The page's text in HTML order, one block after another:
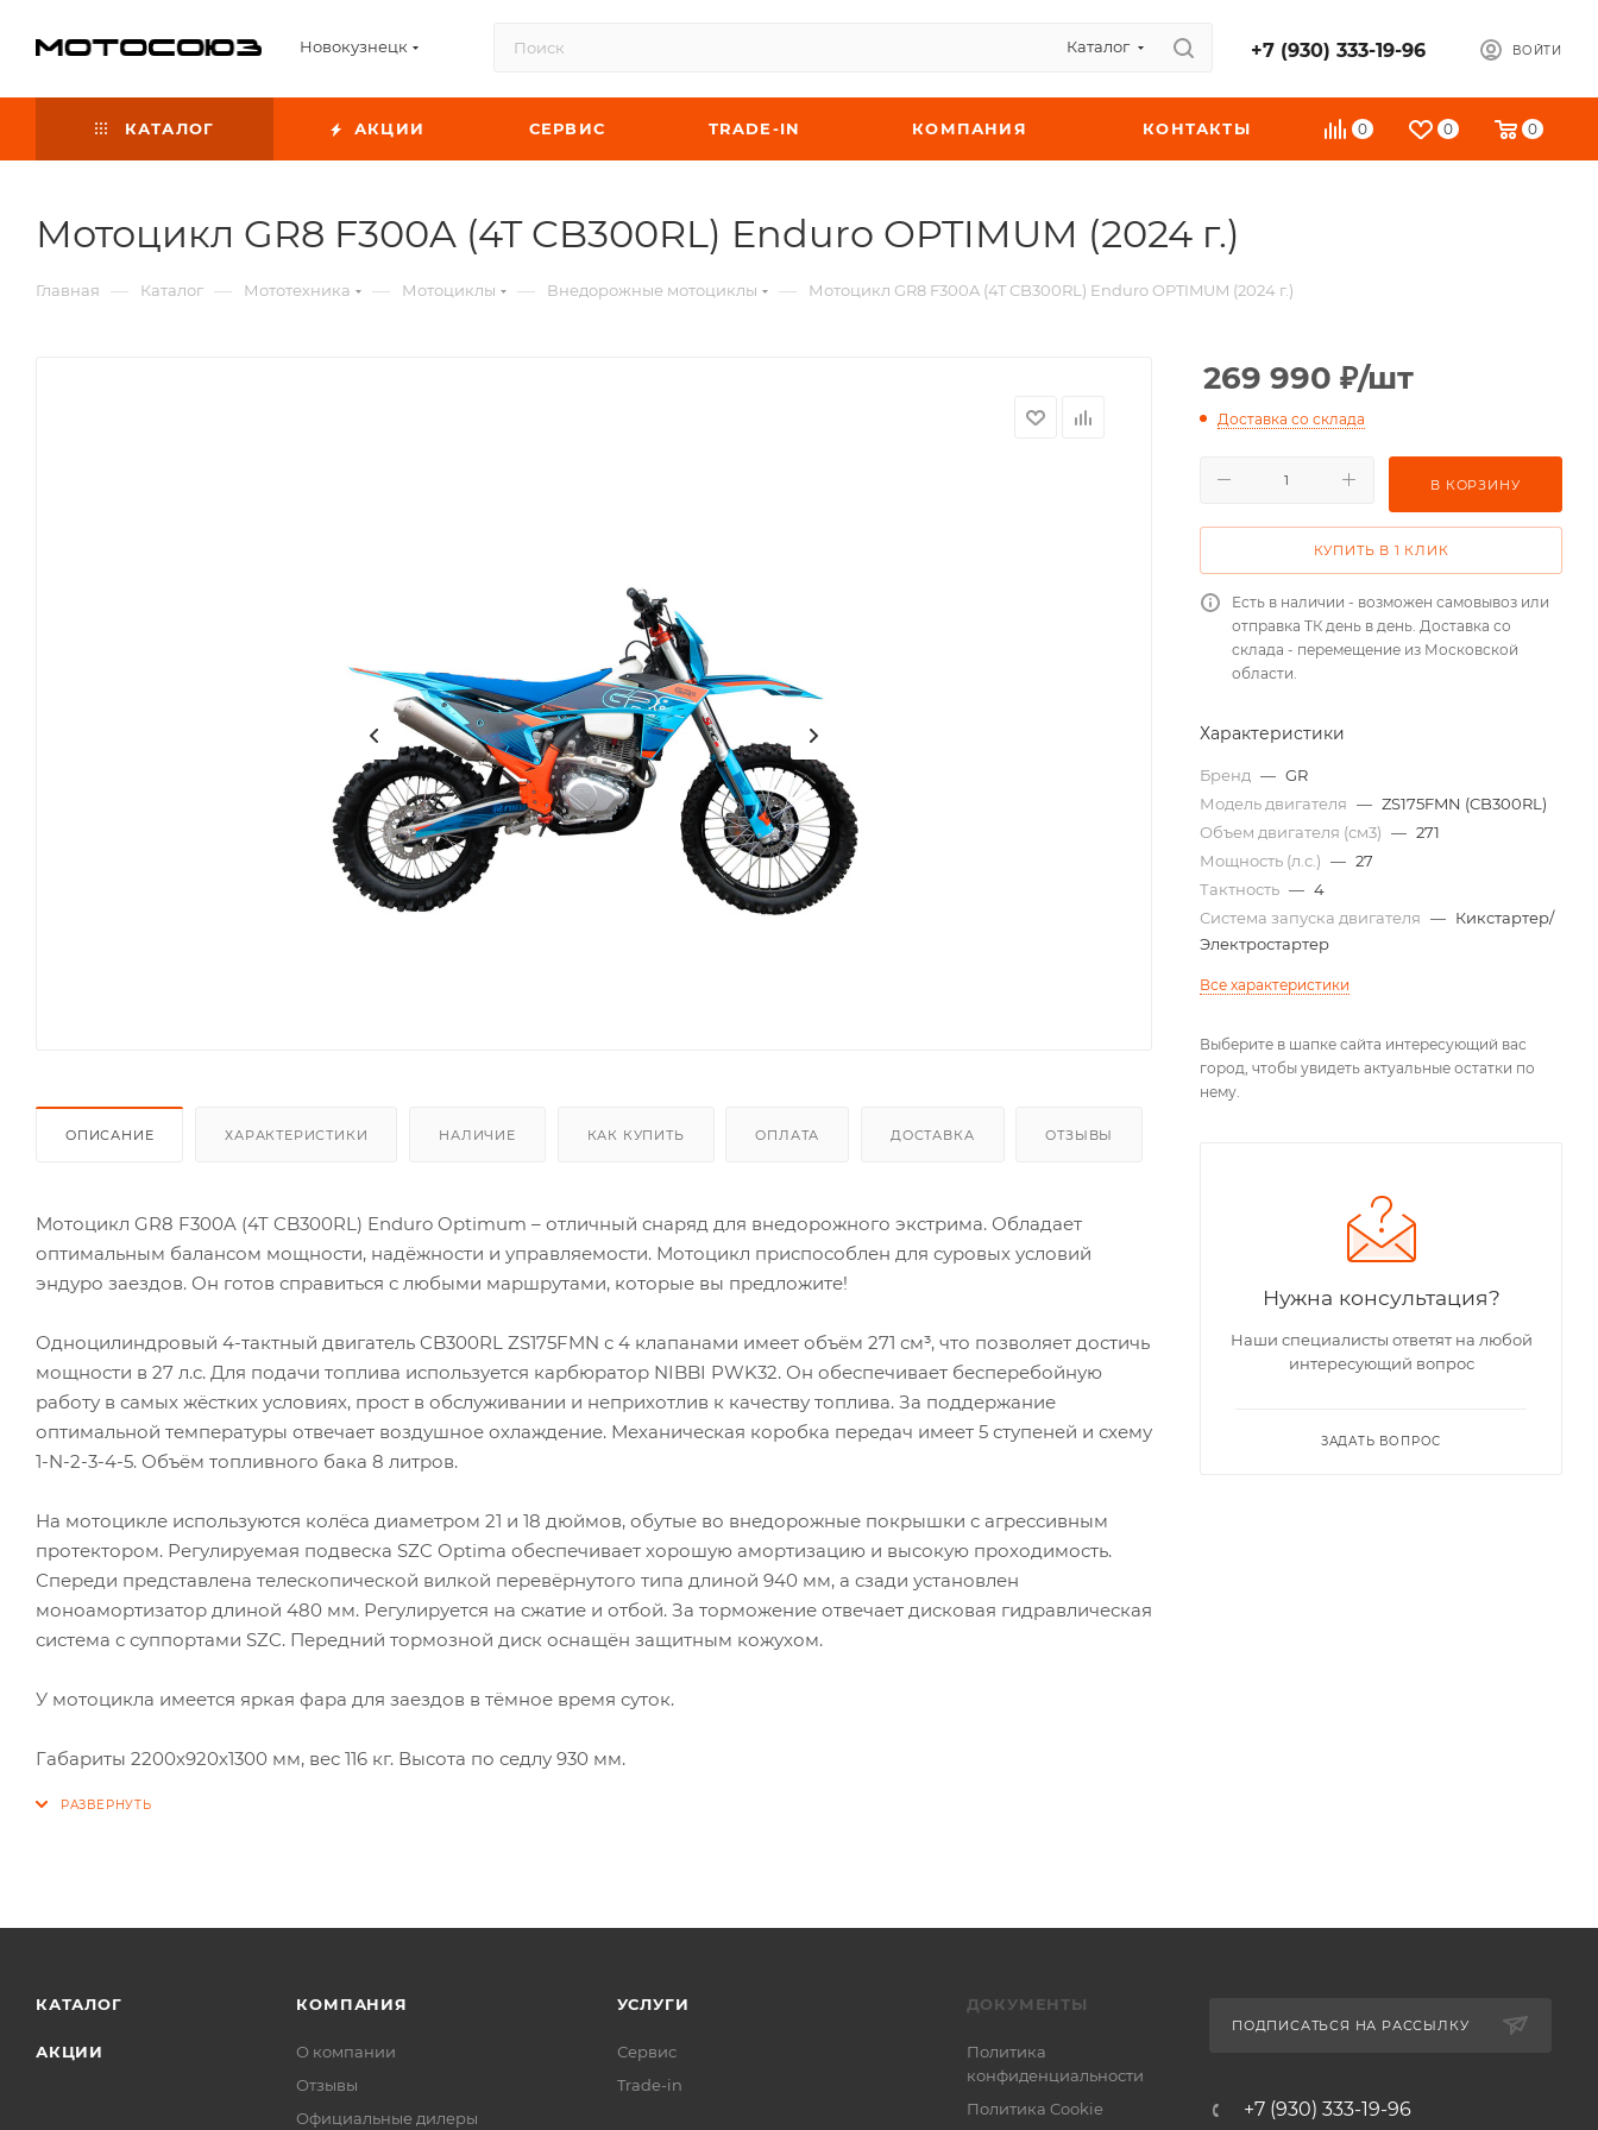
Новокузнецк Каталог +7 (930) 333-19-96 ВОЙТИ
0 0 0
КАТАЛОГ АКЦИИ СЕРВИС TRADE-IN КОМПАНИЯ КОНТАКТЫ
Мотоцикл GR8 F300A (4T CB300RL) Enduro OPTIMUM (2024 г.)
Главная — Каталог — Мототехника — Мотоциклы — Внедорожные мотоциклы — Мотоцикл GR8 F300A (4T CB300RL) Enduro OPTIMUM (2024 г.)
ОПИСАНИЕ ХАРАКТЕРИСТИКИ НАЛИЧИЕ КАК КУПИТЬ ОПЛАТА ДОСТАВКА ОТЗЫВЫ
Мотоцикл GR8 F300A (4T CB300RL) Enduro Optimum – отличный снаряд для внедорожного экстрима. Обладает
оптимальным балансом мощности, надёжности и управляемости. Мотоцикл приспособлен для суровых условий
эндуро заездов. Он готов справиться с любыми маршрутами, которые вы предложите!
Одноцилиндровый 4-тактный двигатель CB300RL ZS175FMN с 4 клапанами имеет объём 271 см³, что позволяет достичь
мощности в 27 л.с. Для подачи топлива используется карбюратор NIBBI PWK32. Он обеспечивает бесперебойную
работу в самых жёстких условиях, прост в обслуживании и неприхотлив к качеству топлива. За поддержание
оптимальной температуры отвечает воздушное охлаждение. Механическая коробка передач имеет 5 ступеней и схему
1-N-2-3-4-5. Объём топливного бака 8 литров.
На мотоцикле используются колёса диаметром 21 и 18 дюймов, обутые во внедорожные покрышки с агрессивным
протектором. Регулируемая подвеска SZC Optima обеспечивает хорошую амортизацию и высокую проходимость.
Спереди представлена телескопической вилкой перевёрнутого типа длиной 940 мм, а сзади установлен
моноамортизатор длиной 480 мм. Регулируется на сжатие и отбой. За торможение отвечает дисковая гидравлическая
система с суппортами SZC. Передний тормозной диск оснащён защитным кожухом.
У мотоцикла имеется яркая фара для заездов в тёмное время суток.
Габариты 2200х920х1300 мм, вес 116 кг. Высота по седлу 930 мм.
269 990 ₽/шт
Доставка со склада
В КОРЗИНУ
КУПИТЬ В 1 КЛИК
Есть в наличии - возможен самовывоз или
отправка ТК день в день. Доставка со
склада - перемещение из Московской
области.
Характеристики
Бренд — GR
Модель двигателя — ZS175FMN (CB300RL)
Объем двигателя (см3) — 271
Мощность (л.с.) — 27
Тактность — 4
Система запуска двигателя — Кикстартер/
Электростартер
Все характеристики
Выберите в шапке сайта интересующий вас
город, чтобы увидеть актуальные остатки по
нему.
Нужна консультация?
Наши специалисты ответят на любой
интересующий вопрос
ЗАДАТЬ ВОПРОС
КАТАЛОГ
АКЦИИ
КОМПАНИЯ
О компании
Отзывы
Официальные дилеры
УСЛУГИ
Сервис
Trade-in
ДОКУМЕНТЫ
Политика
конфиденциальности
Политика Cookie
ПОДПИСАТЬСЯ НА РАССЫЛКУ
+7 (930) 333-19-96